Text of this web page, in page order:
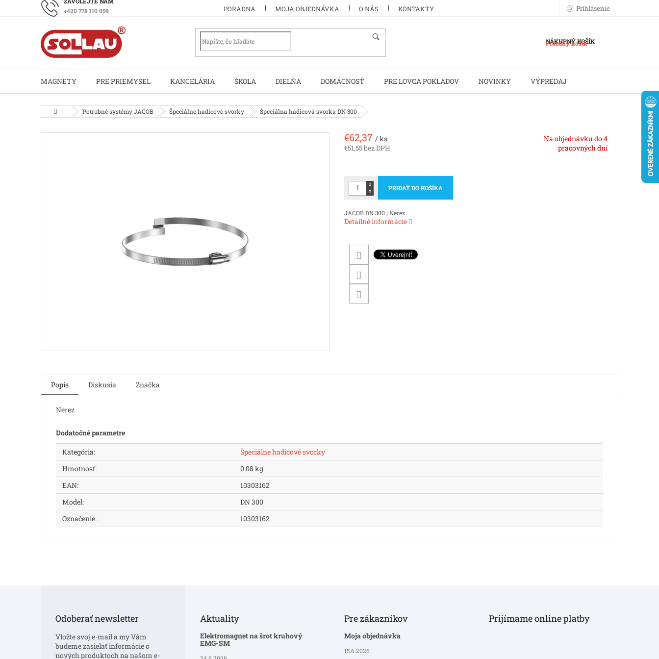
+420 778 110 059 PORADNA MOJA OBJEDNÁVKA O NÁS KONTAKTY Prihlásenie
HĽADAŤ NÁKUPNÝ KOŠÍK
Prázdny košík
MAGNETY PRE PRIEMYSEL KANCELÁRIA ŠKOLA DIELŇA DOMÁCNOSŤ PRE LOVCA POKLADOV NOVINKY VÝPREDAJ
DomovPotrubné systémy JACOB Špeciálne hadicové svorky Špeciálna hadicová svorka DN 300
€62,37 / ks
€51,55 bez DPH
Na objednávku do 4
pracovných dní
PRIDAŤ DO KOŠÍKA
JACOB DN 300 | Nerez
Detailné informácie
Popis Diskusia Značka
Nerez
Dodatočné parametre
Kategória:
Špeciálne hadicové svorky
Hmotnosť:
0.08 kg
EAN:
10303162
Model:
DN 300
Označenie: 10303162
Odoberať newsletter
Vložte svoj e-mail a my Vám
budeme zasielať informácie o
nových produktoch na našom e-
Aktuality
Elektromagnet na šrot kruhový
EMG-SM
Pre zákazníkov
Moja objednávka
15.6.2026
Prijímame online platby